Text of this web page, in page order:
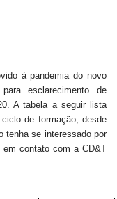
à pandemia do novo
esclarecimento de
A tabela a seguir lista
de formação, desde
tenha se interessado por
contato com a CD&T